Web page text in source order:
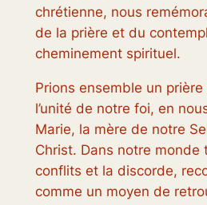
chrétienne, nous
de la prière et du
cheminement spirituel.
Prions ensemble un
l’unité de notre foi, en
Marie, la mère de notre
Christ. Dans notre monde
conflits et la discorde,
comme un moyen de